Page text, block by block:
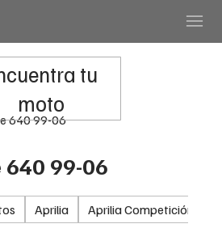
640 99-06
99-06
Aprilia Aprilia Competición
tu
moto